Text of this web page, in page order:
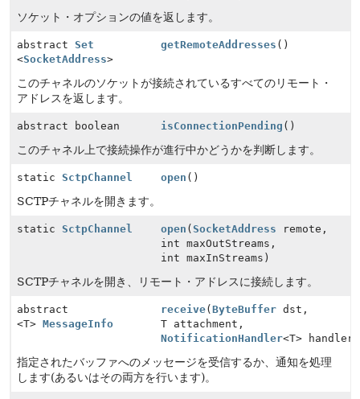
ソケット・オプションの値を返します。
abstract Set
<SocketAddress>
getRemoteAddresses ()
このチャネルのソケットが接続されているすべてのリモート・
アドレスを返します。
abstract boolean isConnectionPending ()
このチャネル上で接続操作が進行中かどうかを判断します。
static SctpChannel open ()
SCTPチャネルを開きます。
static SctpChannel open (SocketAddress remote,
int maxOutStreams,
int maxInStreams)
SCTPチャネルを開き、リモート・アドレスに接続します。
abstract
<T> MessageInfo
receive(ByteBuffer dst,
T attachment,
NotificationHandler<T> handler)
指定されたバッファへのメッセージを受信するか、通知を処理
します(あるいはその両方を行います)。